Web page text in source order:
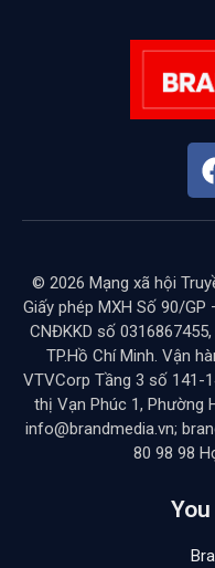
© 2026 Mạng xã hội
Giấy phép MXH Số 90/
CNĐKKD số
TP.Hồ Chí Minh. Vận
VTVCorp Tầng 3 số 141-
thị Vạn Phúc 1, Phường
info@brandmedia.vn;
80 98 98